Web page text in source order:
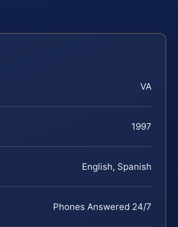
VA
1997
English, Spanish
Phones Answered 24/7